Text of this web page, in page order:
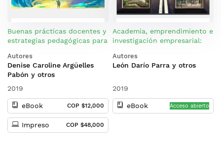
Buenas prácticas docentes y
estrategias pedagógicas para
competencias
emprendedoras
Autores
Denise Caroline Argüelles
Pabón y otros
2019
eBook COP $12,000
Impreso COP $48,000
Academia, emprendimiento e
investigación empresarial:
Autores
León Darío Parra y otros
2019
eBook Acceso abierto